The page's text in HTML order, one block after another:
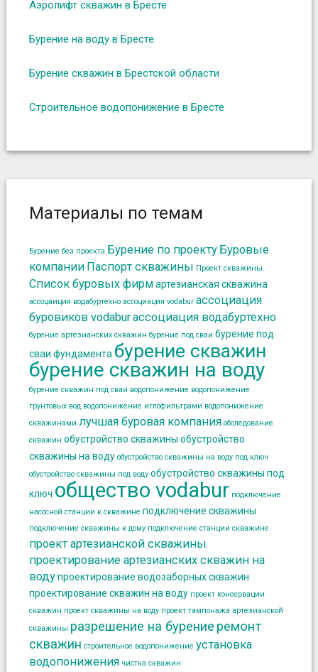
Аэролифт скважин в Бресте
Бурение на воду в Бресте
Бурение скважин в Брестской области
Строительное водопонижение в Бресте
Материалы по темам
Бурение без проекта Бурение по проекту Буровые
компании Паспорт скважины Проект скважины
Список буровых фирмартезианская скважина
ассоцаиция водабуртехно ассоциация vodabur ассоциация
буровиков vodaburассоциация водабуртехно
бурение артезианских скважин бурение под сваи бурение под
сваи фундамента бурение скважин
бурение скважин на воду
бурение скважин под сваи водопонижение водопонижение
грунтовых вод водопонижение иглофильтрами водопонижение
скважинами лучшая буровая компания обследование
скважин обустройство скважины обустройство
скважины на воду обустройство скважины на воду под ключ
обустройство скважины под воду обустройство скважины под
ключ общество vodabur подключение
насосной станции к скважине подключение скважины
подключение скважины к дому подключение станции скважине
проект артезианской скважины
проектирование артезианских скважин на
водупроектирование водозаборных скважин
проектирование скважин на воду проект консервации
скважин проект скважины на воду проект тампонажа артезианской
скважины разрешение на бурение ремонт
скважин строительное водопонижение установка
водопонижения чистка скважин